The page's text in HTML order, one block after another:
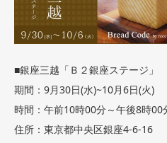
■銀座三越「Ｂ２銀座ステージ」
期間：9月30日(水)~10月6日(火)
時間：午前10時00分～午後8時00
住所：東京都中央区銀座4-6-16